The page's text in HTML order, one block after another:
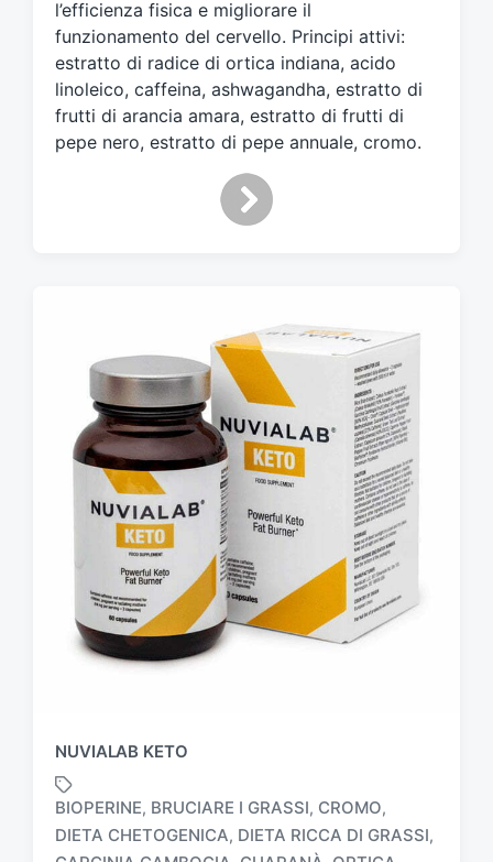
l’efficienza fisica e migliorare il
funzionamento del cervello. Principi attivi:
estratto di radice di ortica indiana, acido
linoleico, caffeina, ashwagandha, estratto di
frutti di arancia amara, estratto di frutti di
pepe nero, estratto di pepe annuale, cromo.
NUVIALAB KETO
BIOPERINE, BRUCIARE I GRASSI, CROMO,
DIETA CHETOGENICA, DIETA RICCA DI GRASSI,